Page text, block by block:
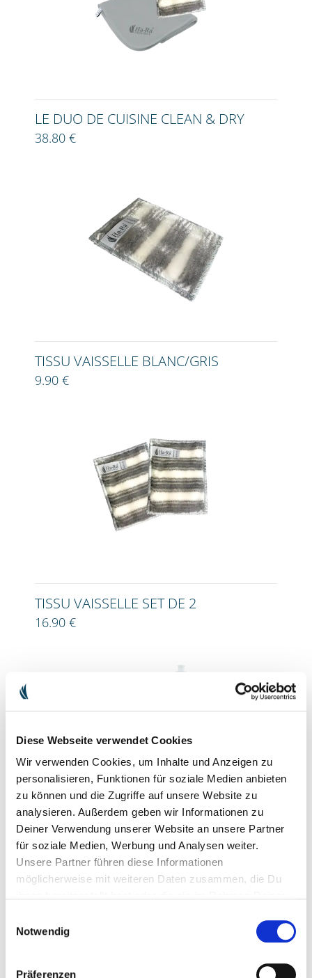
Diese Webseite verwendet Cookies
Wir verwenden Cookies, um Inhalte und Anzeigen zu
personalisieren, Funktionen für soziale Medien anbieten
zu können und die Zugriffe auf unsere Website zu
analysieren. Außerdem geben wir Informationen zu
Deiner Verwendung unserer Website an unsere Partner
für soziale Medien, Werbung und Analysen weiter.
Unsere Partner führen diese Informationen
möglicherweise mit weiteren Daten zusammen, die Du
Notwendig
Präferenzen
LE DUO DE CUISINE CLEAN & DRY
38.80 €
TISSU VAISSELLE BLANC/GRIS
9.90 €
TISSU VAISSELLE SET DE 2
16.90 €
SET BRILLANT ÉCLATANT
48.80 €